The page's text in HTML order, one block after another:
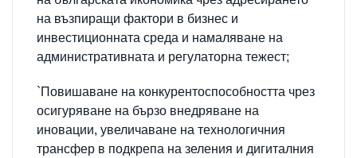
на възпиращи фактори в бизнес и
инвестиционната среда и намаляване на
административната и регулаторна тежест;
`Повишаване на конкурентоспособността чрез
осигуряване на бързо внедряване на
иновации, увеличаване на технологичния
трансфер в подкрепа на зеления и дигиталния